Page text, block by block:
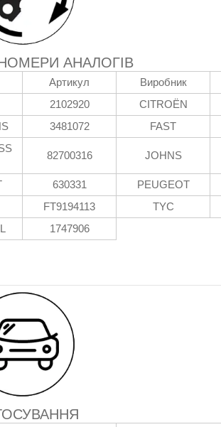
АНАЛОГІВ
Артикул Виробник
2102920
CITROËN
3481072 FAST
82700316 JOHNS
630331 PEUGEOT
FT9194113
TYC
1747906